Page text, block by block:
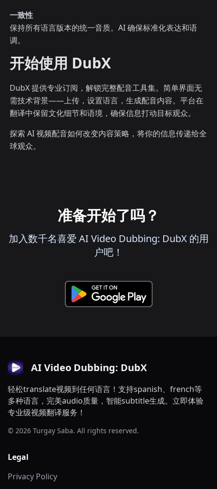
一致性
保持所有语言版本的统一音质。AI 确保标准化表达和语
调。
开始使用 DubX
DubX 提供专业订阅，解锁完整配音工具集。简单界面无
需技术背景——上传，设置语言，生成配音内容。平台在
翻译中保留文化细节和语境，确保信息打动目标观众。
探索 AI 视频配音如何改变内容策略，将你的信息传递给全
球观众。
准备开始了吗？
加入数千名喜爱 AI Video Dubbing: DubX 的用
户吧！
AI Video Dubbing: DubX
轻松translate视频到任何语言！支持spanish、french等
多种语言，完美audio质量，智能subtitle生成。立即体验
专业级视频翻译服务！
© 2026 Turgay Saba. All rights reserved.
Legal
Privacy Policy